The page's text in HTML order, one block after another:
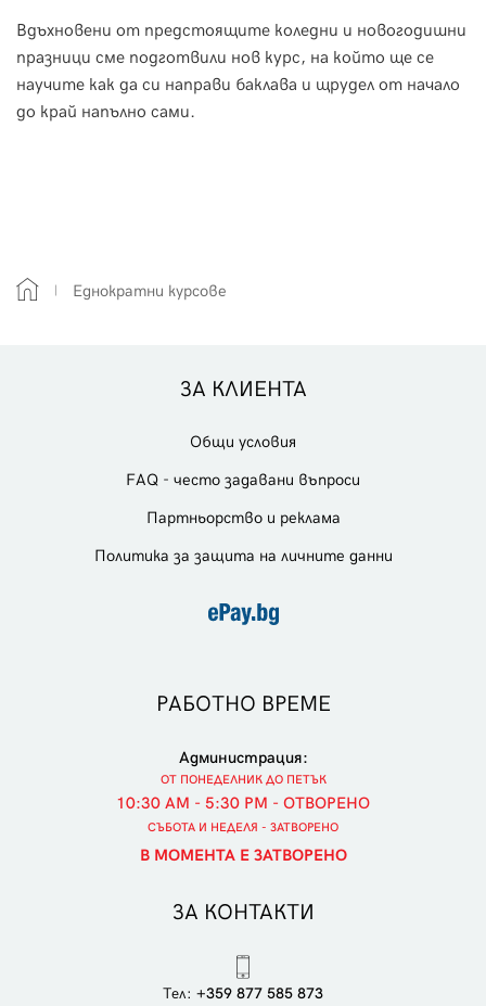
Вдъхновени от предстоящите коледни и новогодишни
празници сме подготвили нов курс, на който ще се
научите как да си направи баклава и щрудел от начало
до край напълно сами.
Еднократни курсове
ЗА КЛИЕНТА
Общи условия
FAQ - често задавани въпроси
Партньорство и реклама
Политика за защита на личните данни
РАБОТНО ВРЕМЕ
Администрация:
ОТ ПОНЕДЕЛНИК ДО ПЕТЪК
10:30 AM - 5:30 PM - ОТВОРЕНО
СЪБОТА И НЕДЕЛЯ - ЗАТВОРЕНО
В МОМЕНТА Е ЗАТВОРЕНО
ЗА КОНТАКТИ
Тел: +359 877 585 873